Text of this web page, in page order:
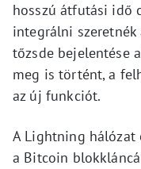
hosszú átfutási idő
integrálni
tőzsde bejelentése
meg is történt, a
az új funkciót.
A Lightning hálózat
a Bitcoin